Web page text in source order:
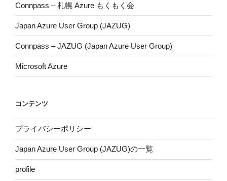
Connpass – 札幌 Azure もくもく会
Japan Azure User Group (JAZUG)
Connpass – JAZUG (Japan Azure User Group)
Microsoft Azure
コンテンツ
プライバシーポリシー
Japan Azure User Group (JAZUG)の一覧
profile